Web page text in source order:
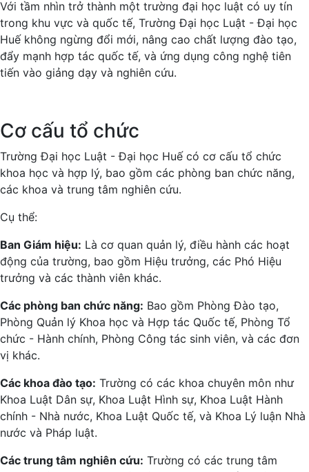
Với tầm nhìn trở thành một trường đại học luật có uy tín
trong khu vực và quốc tế, Trường Đại học Luật - Đại học
Huế không ngừng đổi mới, nâng cao chất lượng đào tạo,
đẩy mạnh hợp tác quốc tế, và ứng dụng công nghệ tiên
tiến vào giảng dạy và nghiên cứu.
Cơ cấu tổ chức
Trường Đại học Luật - Đại học Huế có cơ cấu tổ chức
khoa học và hợp lý, bao gồm các phòng ban chức năng,
các khoa và trung tâm nghiên cứu.
Cụ thể:
Ban Giám hiệu: Là cơ quan quản lý, điều hành các hoạt
động của trường, bao gồm Hiệu trưởng, các Phó Hiệu
trưởng và các thành viên khác.
Các phòng ban chức năng: Bao gồm Phòng Đào tạo,
Phòng Quản lý Khoa học và Hợp tác Quốc tế, Phòng Tổ
chức - Hành chính, Phòng Công tác sinh viên, và các đơn
vị khác.
Các khoa đào tạo: Trường có các khoa chuyên môn như
Khoa Luật Dân sự, Khoa Luật Hình sự, Khoa Luật Hành
chính - Nhà nước, Khoa Luật Quốc tế, và Khoa Lý luận Nhà
nước và Pháp luật.
Các trung tâm nghiên cứu: Trường có các trung tâm